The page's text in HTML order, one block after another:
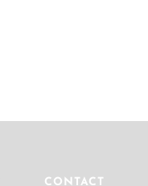
CONTACT